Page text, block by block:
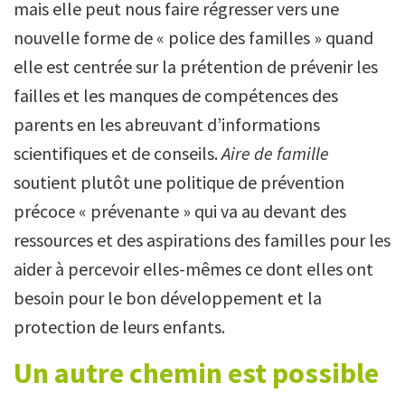
mais elle peut nous faire régresser vers une
nouvelle forme de « police des familles » quand
elle est centrée sur la prétention de prévenir les
failles et les manques de compétences des
parents en les abreuvant d’informations
scientifiques et de conseils.Aire de famille
soutient plutôt une politique de prévention
précoce « prévenante » qui va au devant des
ressources et des aspirations des familles pour les
aider à percevoir elles-mêmes ce dont elles ont
besoin pour le bon développement et la
protection de leurs enfants.
Un autre chemin est possible